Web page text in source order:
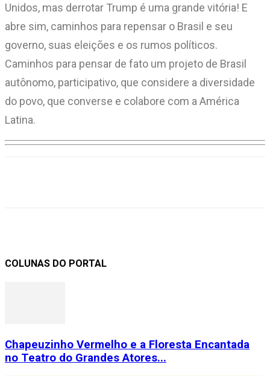
Unidos, mas derrotar Trump é uma grande vitória! E
abre sim, caminhos para repensar o Brasil e seu
governo, suas eleições e os rumos políticos.
Caminhos para pensar de fato um projeto de Brasil
autônomo, participativo, que considere a diversidade
do povo, que converse e colabore com a América
Latina.
COLUNAS DO PORTAL
Chapeuzinho Vermelho e a Floresta Encantada
no Teatro do Grandes Atores...